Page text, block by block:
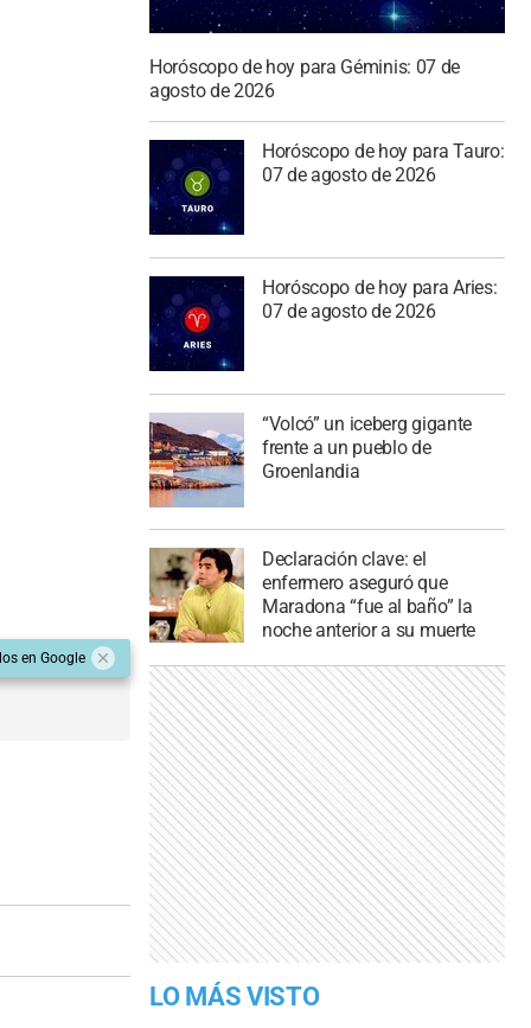
en Google
Horóscopo de hoy para Géminis: 07 de
agosto de 2026
Horóscopo de hoy para Tauro:
07 de agosto de 2026
Horóscopo de hoy para Aries:
07 de agosto de 2026
“Volcó” un iceberg gigante
frente a un pueblo de
Groenlandia
Declaración clave: el
enfermero aseguró que
Maradona “fue al baño” la
noche anterior a su muerte
LO MÁS VISTO